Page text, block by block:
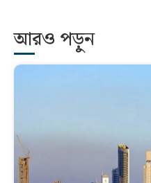
আরও পড়ুন